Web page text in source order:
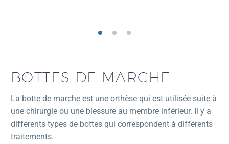
BOTTES DE MARCHE
La botte de marche est une orthèse qui est utilisée suite à
une chirurgie ou une blessure au membre inférieur. Il y a
différents types de bottes qui correspondent à différents
traitements.